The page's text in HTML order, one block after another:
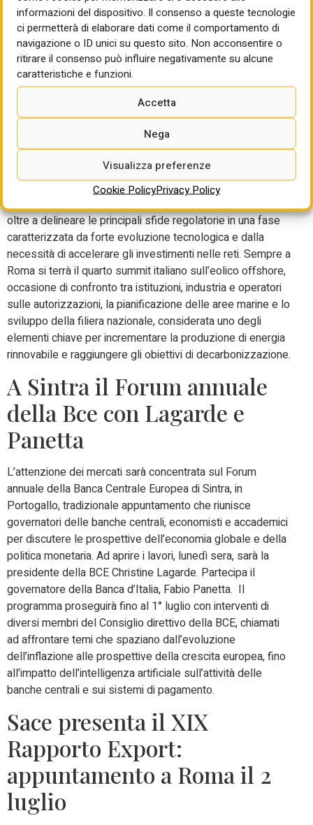
informazioni del dispositivo. Il consenso a queste tecnologie
ci permetterà di elaborare dati come il comportamento di
navigazione o ID unici su questo sito. Non acconsentire o
ritirare il consenso può influire negativamente su alcune
caratteristiche e funzioni.
Accetta
Nega
Visualizza preferenze
Cookie PolicyPrivacy Policy
L’agenda della settimana presenta numerosi appuntamenti
sul fronte dell’energia. A Milano la Camera di Commercio
americana in Italia promuove il confronto sul tema
“L’energia come infrastruttura strategica, dedicato alle
prospettive della cooperazione tra Italia e Stati Uniti nella
gestione della transizione energetica, tra sicurezza degli
approvvigionamenti, investimenti e strumenti di sostegno
pubblico. Si prosegue mercoledì a Roma con il convegno
del Cnel dedicato alle comunità energetiche rinnovabili.
Nella stessa giornata Arera presenterà la relazione
annuale, che offrirà il tradizionale bilancio sul
oltre a delineare le principali sfide regolatorie in una fase
caratterizzata da forte evoluzione tecnologica e dalla
necessità di accelerare gli investimenti nelle reti. Sempre a
Roma si terrà il quarto summit italiano sull’eolico offshore,
occasione di confronto tra istituzioni, industria e operatori
sulle autorizzazioni, la pianificazione delle aree marine e lo
sviluppo della filiera nazionale, considerata uno degli
elementi chiave per incrementare la produzione di energia
rinnovabile e raggiungere gli obiettivi di decarbonizzazione.
A Sintra il Forum annuale
della Bce con Lagarde e
Panetta
L’attenzione dei mercati sarà concentrata sul Forum
annuale della Banca Centrale Europea di Sintra, in
Portogallo, tradizionale appuntamento che riunisce
governatori delle banche centrali, economisti e accademici
per discutere le prospettive dell’economia globale e della
politica monetaria. Ad aprire i lavori, lunedì sera, sarà la
presidente della BCE Christine Lagarde. Partecipa il
governatore della Banca d’Italia, Fabio Panetta. Il
programma proseguirà fino al 1° luglio con interventi di
diversi membri del Consiglio direttivo della BCE, chiamati
ad affrontare temi che spaziano dall’evoluzione
dell’inflazione alle prospettive della crescita europea, fino
all’impatto dell’intelligenza artificiale sull’attività delle
banche centrali e sui sistemi di pagamento.
Sace presenta il XIX
Rapporto Export:
appuntamento a Roma il 2
luglio